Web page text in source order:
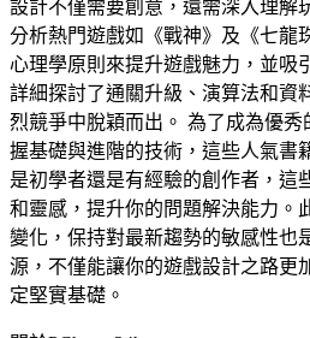
設計不僅需要創意，還需深入理解
分析熱門遊戲如《戰神》及《七龍
心理學原則來提升遊戲魅力，並吸
詳細探討了通關升級、演算法和資
烈競爭中脫穎而出。 為了成為優
握基礎與進階的技術，這些人氣書
是初學者還是有經驗的創作者，這
和靈感，提升你的問題解決能力。
變化，保持對最新趨勢的敏感性也
源，不僅能讓你的遊戲設計之路更
定堅實基礎。